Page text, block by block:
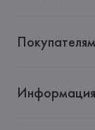
Покупателям
Информация